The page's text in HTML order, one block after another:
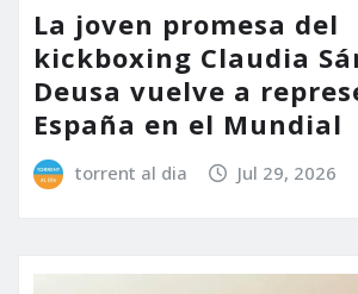
La joven promesa del
kickboxing Claudia
Deusa vuelve a
España en el Mundial
torrent al dia Jul 29, 2026